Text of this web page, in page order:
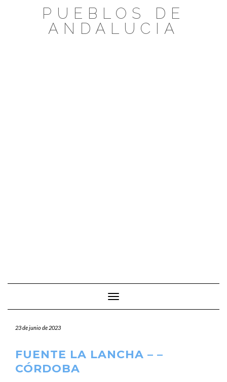
PUEBLOS DE
ANDALUCIA
Cambiar modo de navegación
23 de junio de 2023
FUENTE LA LANCHA – –
CÓRDOBA